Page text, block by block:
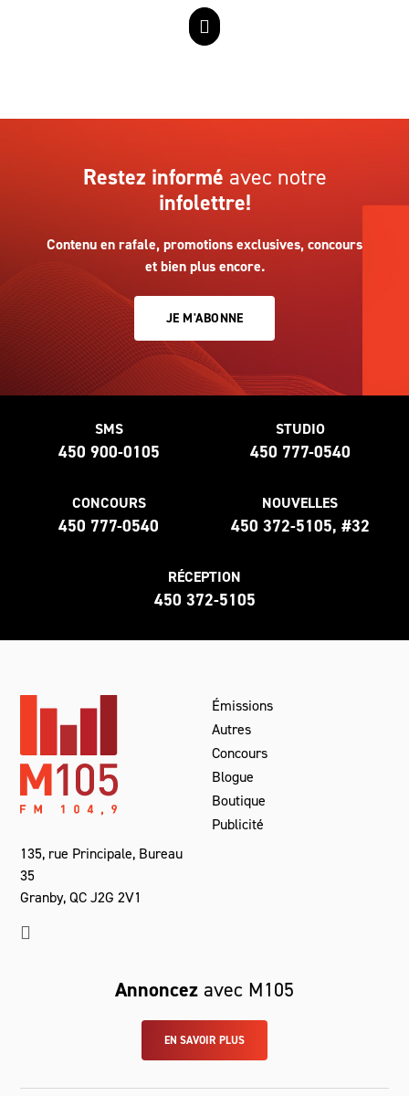
Restez informé avec notre
infolettre!
Contenu en rafale, promotions exclusives, concours
et bien plus encore.
JE M'ABONNE
SMS
450 900-0105
STUDIO
450 777-0540
CONCOURS
450 777-0540
NOUVELLES
450 372-5105, #32
RÉCEPTION
450 372-5105
135, rue Principale, Bureau
35
Granby, QC J2G 2V1
Émissions
Autres
Concours
Blogue
Boutique
Publicité
Annoncez avec M105
EN SAVOIR PLUS